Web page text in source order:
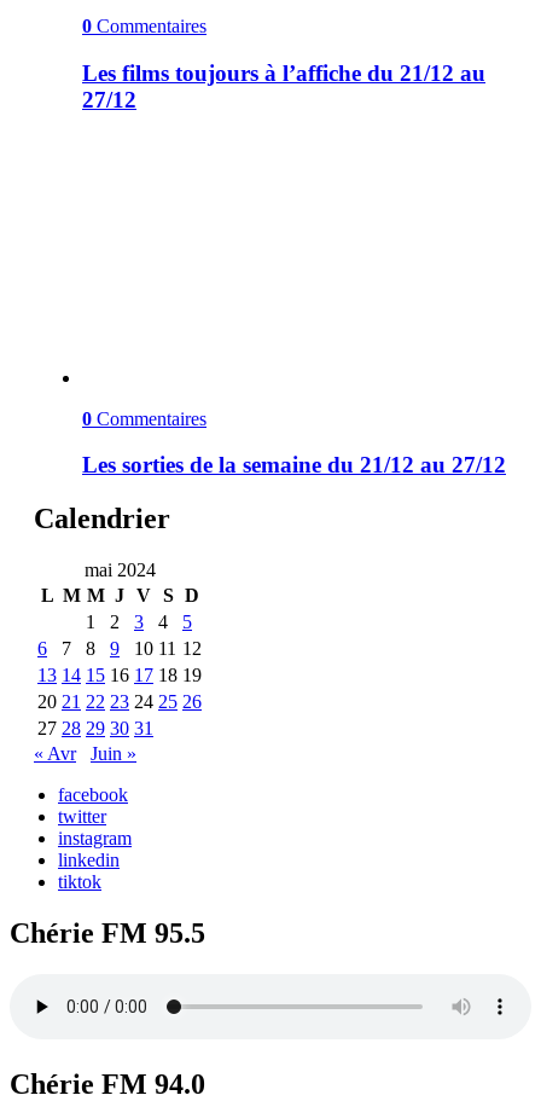
0 Commentaires
Les films toujours à l’affiche du 21/12 au
27/12
0 Commentaires
Les sorties de la semaine du 21/12 au 27/12
Calendrier
mai 2024
L M M J V S D
1
2 3 4
5
6
7 8 9 10 11 12
13 14 15 16 17 18 19
20 21 22 23 24 25 26
27 28 29 30 31
« Avr
Juin »
facebook
twitter
instagram
linkedin
tiktok
Chérie FM 95.5
Chérie FM 94.0